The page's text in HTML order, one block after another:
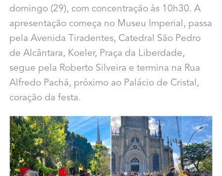
domingo (29), com concentração às 10h30. A
apresentação começa no Museu Imperial, passa
pela Avenida Tiradentes, Catedral São Pedro
de Alcântara, Koeler, Praça da Liberdade,
segue pela Roberto Silveira e termina na Rua
Alfredo Pachá, próximo ao Palácio de Cristal,
coração da festa.